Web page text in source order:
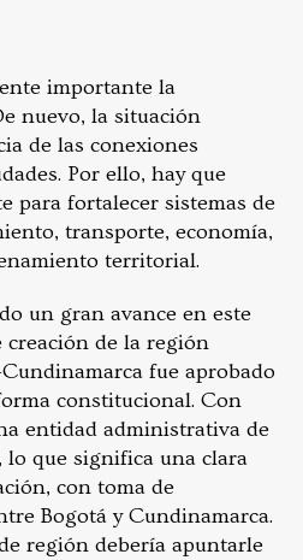
importante la
nuevo, la situación
de las conexiones
Por ello, hay que
para fortalecer sistemas de
transporte, economía,
territorial.
un gran avance en este
creación de la región
fue aprobado
constitucional. Con
entidad administrativa de
que significa una clara
con toma de
Bogotá y Cundinamarca.
región debería apuntarle